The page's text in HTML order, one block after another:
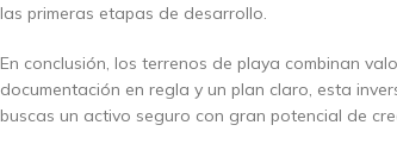
las primeras etapas de desarrollo.
En conclusión, los terrenos de playa combinan
documentación en regla y un plan claro, esta
buscas un activo seguro con gran potencial de